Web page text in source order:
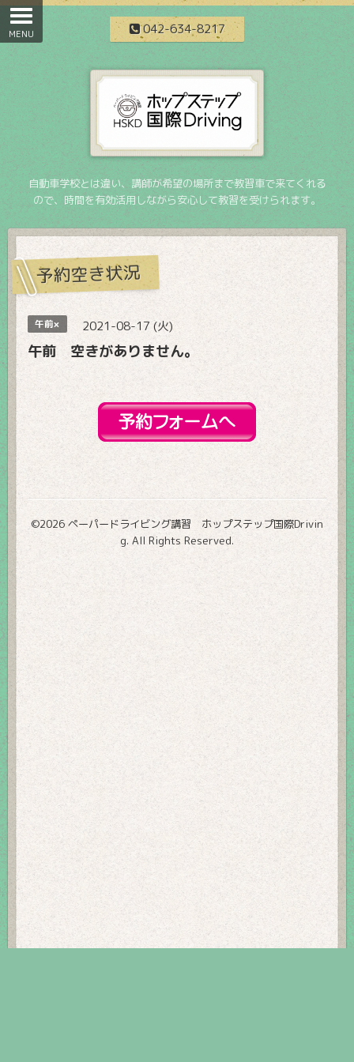
042-634-8217
自動車学校とは違い、講師が希望の場所まで教習車で来てくれる
ので、時間を有効活用しながら安心して教習を受けられます。
予約空き状況
午前× 2021-08-17 (火)
午前 空きがありません。
©2026 ペーパードライビング講習 ホップステップ国際Drivin
g. All Rights Reserved.